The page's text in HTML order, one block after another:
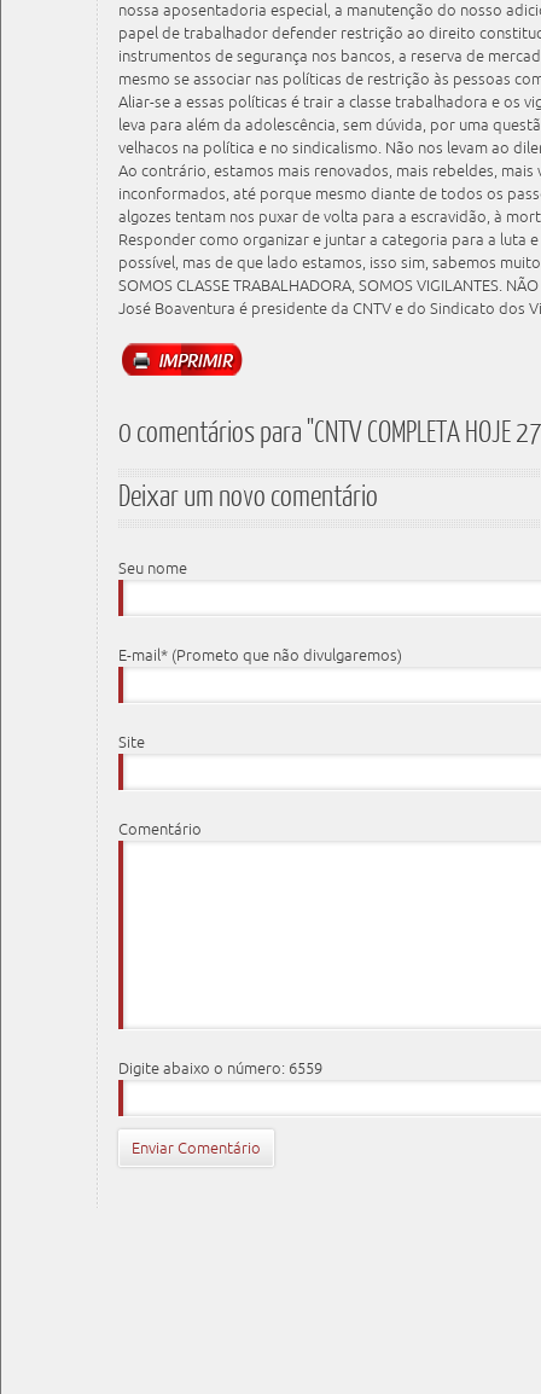
nossa aposentadoria especial, a manutenção do nosso
papel de trabalhador defender restrição ao direito
instrumentos de segurança nos bancos, a reserva de
mesmo se associar nas políticas de restrição às pessoas
Aliar-se a essas políticas é trair a classe trabalhadora e os
leva para além da adolescência, sem dúvida, por uma
velhacos na política e no sindicalismo. Não nos levam ao
Ao contrário, estamos mais renovados, mais rebeldes, mais
inconformados, até porque mesmo diante de todos os
algozes tentam nos puxar de volta para a escravidão, à
Responder como organizar e juntar a categoria para a luta
possível, mas de que lado estamos, isso sim, sabemos
SOMOS CLASSE TRABALHADORA, SOMOS VIGILANTES.
José Boaventura é presidente da CNTV e do Sindicato dos
0 comentários para "CNTV COMPLETA HOJE
Deixar um novo comentário
Seu nome
E-mail* (Prometo que não divulgaremos)
Site
Comentário
Digite abaixo o número: 6559